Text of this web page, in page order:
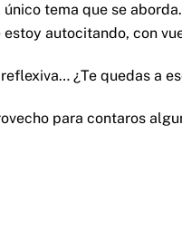
tema que se
autocitando, con
¿Te quedas a
para contaros